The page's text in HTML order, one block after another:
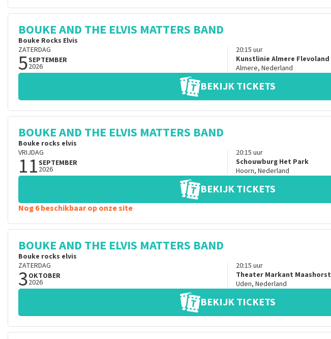
BOUKE AND THE ELVIS MATTERS BAND
Bouke Rocks Elvis
ZATERDAG
5SEPTEMBER
2026
20:15 uur
Kunstlinie Almere Flevoland
Almere, Nederland
BEKIJK TICKETS
BOUKE AND THE ELVIS MATTERS BAND
Bouke rocks elvis
VRIJDAG
11SEPTEMBER
2026
20:15 uur
Schouwburg Het Park
Hoorn, Nederland
BEKIJK TICKETS
Nog 6 beschikbaar op onze site
BOUKE AND THE ELVIS MATTERS BAND
Bouke rocks elvis
ZATERDAG
3OKTOBER
2026
20:15 uur
Theater Markant Maashorst
Uden, Nederland
BEKIJK TICKETS